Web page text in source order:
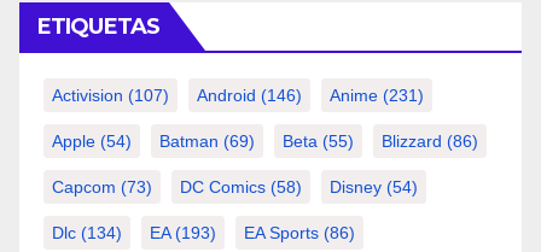
ETIQUETAS
Activision (107) Android (146) Anime (231)
Apple (54) Batman (69) Beta (55) Blizzard (86)
Capcom (73) DC Comics (58) Disney (54)
Dlc (134) EA(193) EA Sports (86)